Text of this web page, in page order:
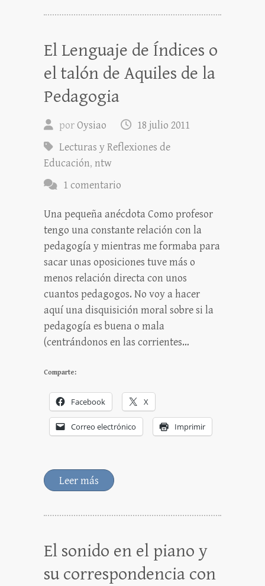
El Lenguaje de Índices o
el talón de Aquiles de la
Pedagogia
porOysiao
18 julio 2011
Lecturas y Reflexiones de
Educación, ntw
1 comentario
Una pequeña anécdota Como profesor
tengo una constante relación con la
pedagogía y mientras me formaba para
sacar unas oposiciones tuve más o
menos relación directa con unos
cuantos pedagogos. No voy a hacer
aquí una disquisición moral sobre si la
pedagogía es buena o mala
(centrándonos en las corrientes…
Comparte:
Facebook X
Correo electrónico Imprimir
Leer más
El sonido en el piano y
su correspondencia con